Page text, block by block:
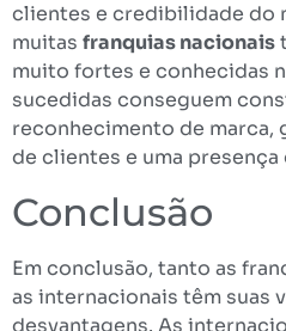
clientes e credibilidade do
muitas franquias nacionais
muito fortes e conhecidas
sucedidas conseguem
reconhecimento de marca,
de clientes e uma
Conclusão
Em conclusão, tanto as
as internacionais têm suas
desvantagens. As